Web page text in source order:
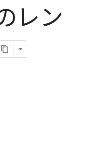
レン